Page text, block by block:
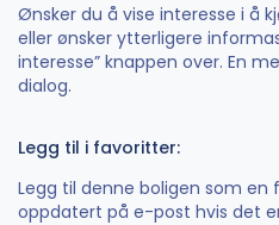
Ønsker du å vise interesse i å
eller ønsker ytterligere
interesse” knappen over. En
dialog.
Legg til i favoritter:
Legg til denne boligen som en
oppdatert på e-post hvis det